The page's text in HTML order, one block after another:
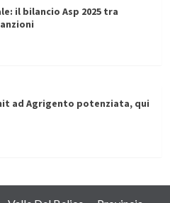
il bilancio Asp 2025 tra
ad Agrigento potenziata, qui